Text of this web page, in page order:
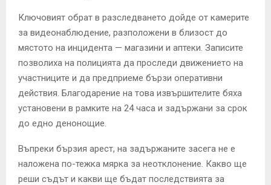
Ключовият обрат в разследването дойдe от камерите
за видеонаблюдение, разположени в близост до
мястото на инцидента — магазини и аптеки. Записите
позволиха на полицията да проследи движението на
участниците и да предприеме бързи оперативни
действия. Благодарение на това извършителите бяха
установени в рамките на 24 часа и задържани за срок
до едно денонощие.
Въпреки бързия арест, на задържаните засега не е
наложена по-тежка мярка за неотклонение. Какво ще
реши съдът и какви ще бъдат последствията за